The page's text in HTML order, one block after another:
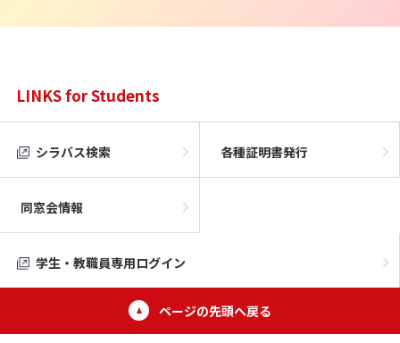
LINKS for Students
シラバス検索 各種証明書発行
同窓会情報
学生・教職員専用ログイン
ページの先頭へ戻る